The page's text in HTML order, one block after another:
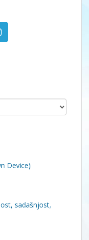
Device)
sadašnjost,